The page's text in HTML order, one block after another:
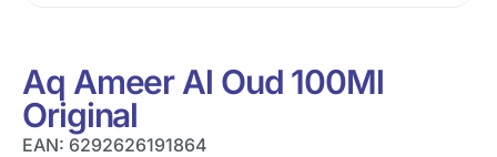
Aq Ameer Al Oud 100Ml
Original
EAN: 6292626191864